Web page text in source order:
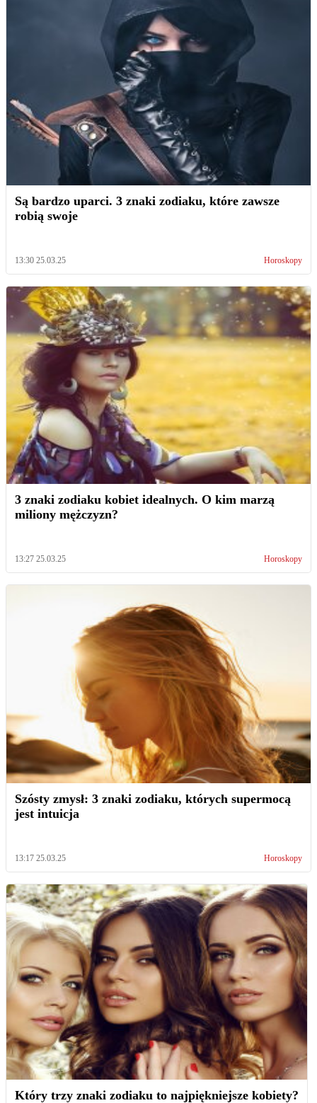
Są bardzo uparci. 3 znaki zodiaku, które zawsze
robią swoje
13:30 25.03.25 Horoskopy
3 znaki zodiaku kobiet idealnych. O kim marzą
miliony mężczyzn?
13:27 25.03.25 Horoskopy
Szósty zmysł: 3 znaki zodiaku, których supermocą
jest intuicja
13:17 25.03.25 Horoskopy
Który trzy znaki zodiaku to najpiękniejsze kobiety?